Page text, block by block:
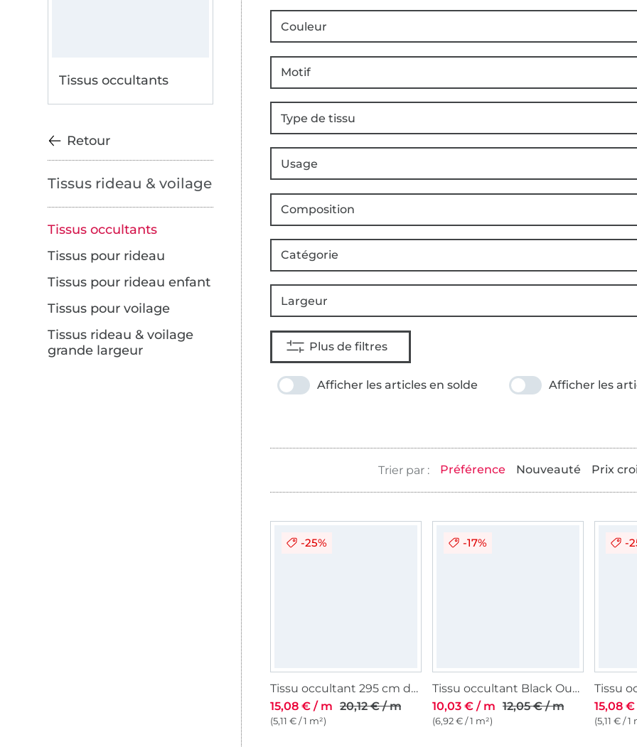
Tissus occultants
Retour
Tissus rideau & voilage
Tissus occultants
Tissus pour rideau
Tissus pour rideau enfant
Tissus pour voilage
Tissus rideau & voilage
grande largeur
Couleur
Motif
Type de tissu
Usage
Composition
Catégorie
Largeur
Plus de filtres
Afficher les articles en solde Afficher les
Préférence Nouveauté Prix
-25%
Tissu occultant 295 cm de large, beige clair
15,08 € / m 20,12 € / m
(5,11 € / 1 m²)
-17%
Tissu occultant Black Out, noir
10,03 € / m 12,05 € / m
(6,92 € / 1 m²)
-
15,08
(5,11 € / 1